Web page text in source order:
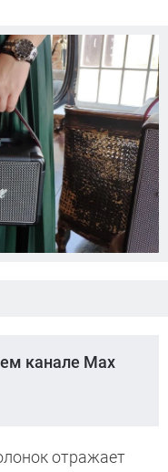
канале Max
отражает